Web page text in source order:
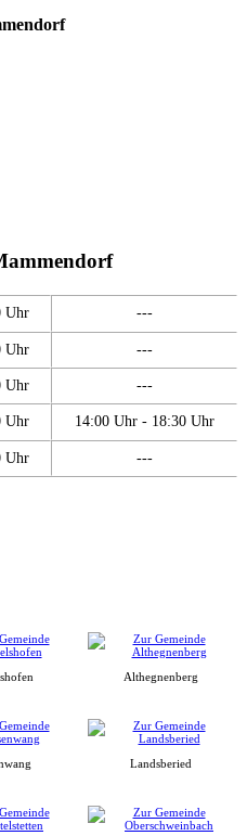
Uhr ---
Uhr ---
Uhr ---
Uhr 14:00 Uhr - 18:30 Uhr
Uhr ---
Althegnenberg
Landsberied